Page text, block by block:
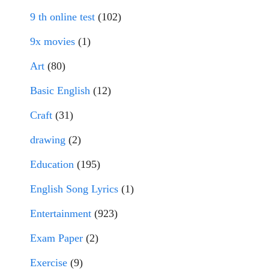
9 th online test (102)
9x movies (1)
Art (80)
Basic English (12)
Craft (31)
drawing (2)
Education (195)
English Song Lyrics (1)
Entertainment (923)
Exam Paper (2)
Exercise (9)